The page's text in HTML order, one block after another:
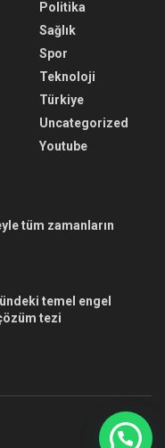
Politika
Sağlık
Spor
Teknoloji
Türkiye
Uncategorized
Youtube
tüm zamanların
temel engel
tezi